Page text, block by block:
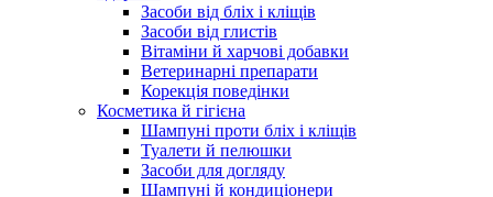
Засоби від бліх і кліщів
Засоби від глистів
Вітаміни й харчові добавки
Ветеринарні препарати
Корекція поведінки
Косметика й гігієна
Шампуні проти бліх і кліщів
Туалети й пелюшки
Засоби для догляду
Шампуні й кондиціонери